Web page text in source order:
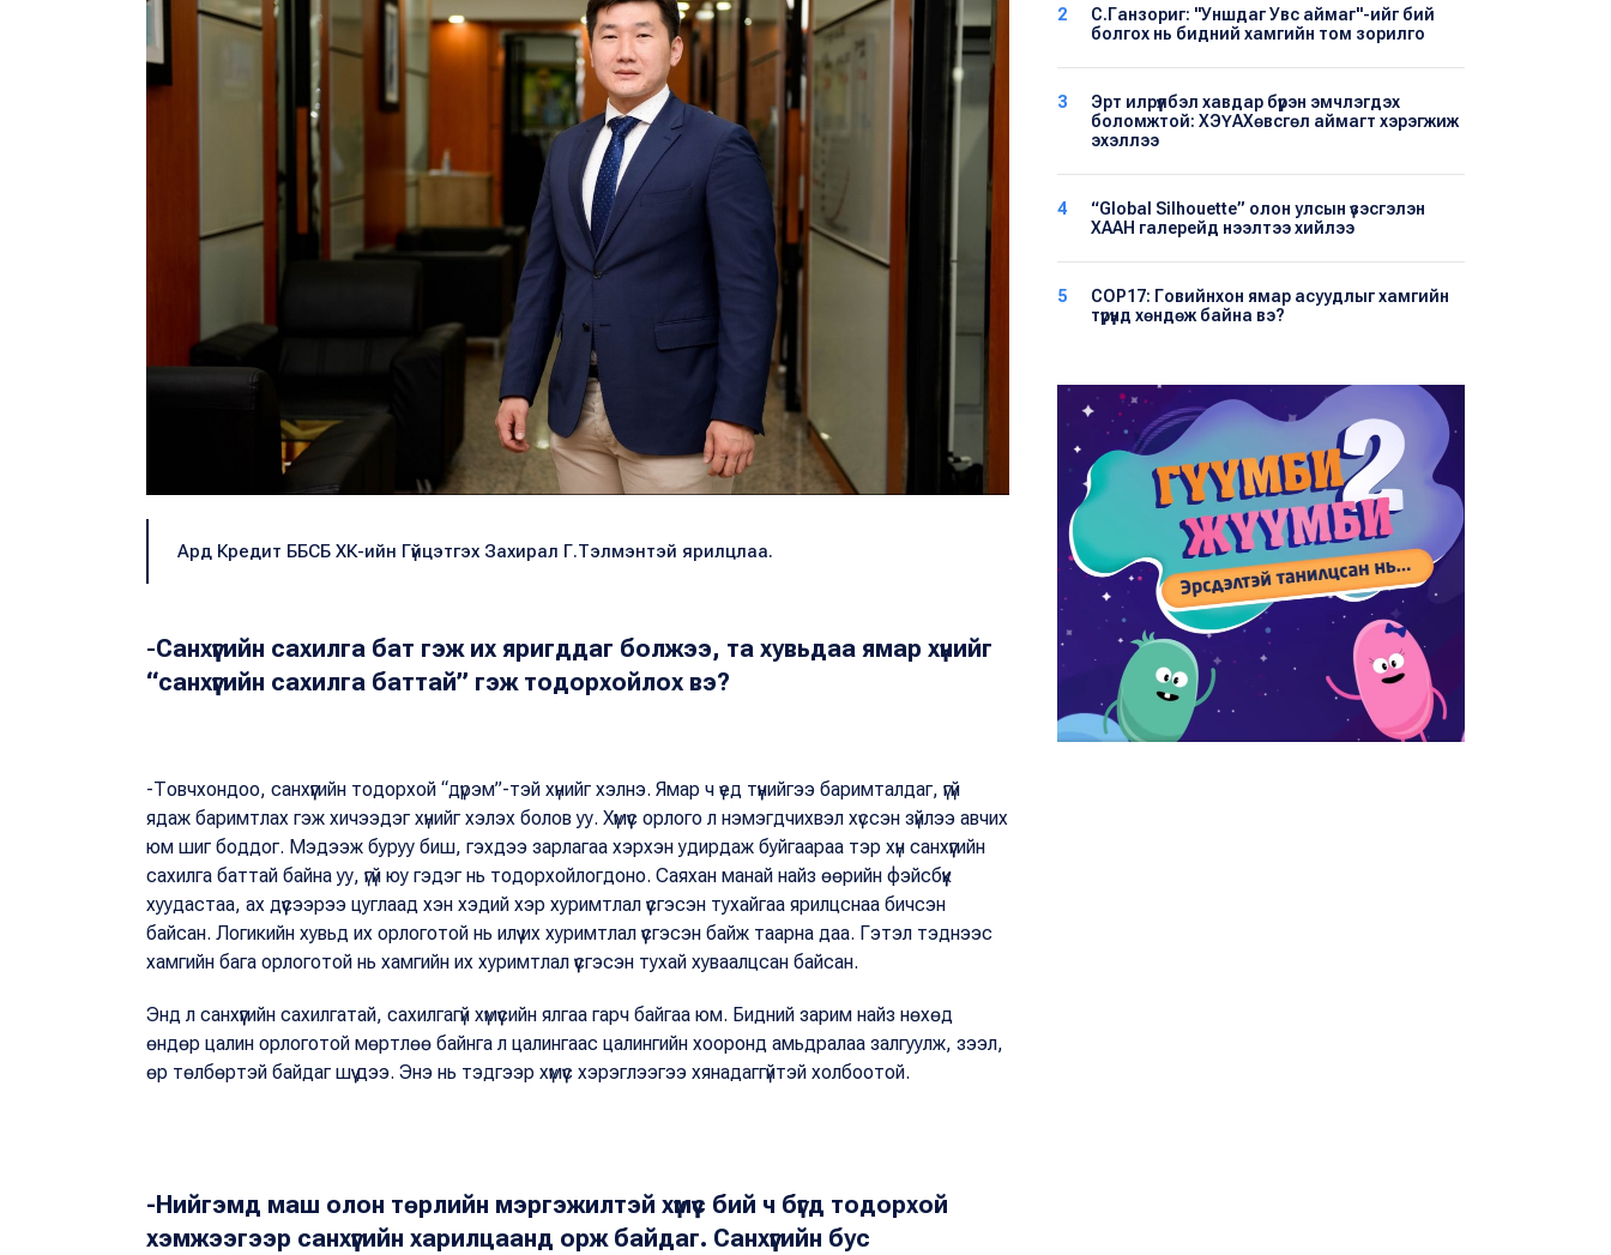
Ард Кредит ББСБ ХК-ийн Гүйцэтгэх Захирал Г.Тэлмэнтэй ярилцлаа.
-Санхүүгийн сахилга бат гэж их яригддаг болжээ, та хувьдаа ямар хүнийг
“санхүүгийн сахилга баттай” гэж тодорхойлох вэ?
-Товчхондоо, санхүүгийн тодорхой “дүрэм”-тэй хүнийг хэлнэ. Ямар ч үед түүнийгээ баримталдаг, үгүй
ядаж баримтлах гэж хичээдэг хүнийг хэлэх болов уу. Хүмүүс орлого л нэмэгдчихвэл хүссэн зүйлээ авчих
юм шиг боддог. Мэдээж буруу биш, гэхдээ зарлагаа хэрхэн удирдаж буйгаараа тэр хүн санхүүгийн
сахилга баттай байна уу, үгүй юу гэдэг нь тодорхойлогдоно. Саяхан манай найз өөрийн фэйсбүүк
хуудастаа, ах дүүсээрээ цуглаад хэн хэдий хэр хуримтлал үүсгэсэн тухайгаа ярилцснаа бичсэн
байсан. Логикийн хувьд их орлоготой нь илүү их хуримтлал үүсгэсэн байж таарна даа. Гэтэл тэднээс
хамгийн бага орлоготой нь хамгийн их хуримтлал үүсгэсэн тухай хуваалцсан байсан.
Энд л санхүүгийн сахилгатай, сахилгагүй хүмүүсийн ялгаа гарч байгаа юм. Бидний зарим найз нөхөд
өндөр цалин орлоготой мөртлөө байнга л цалингаас цалингийн хооронд амьдралаа залгуулж, зээл,
өр төлбөртэй байдаг шүү дээ. Энэ нь тэдгээр хүмүүс хэрэглээгээ хянадаггүйтэй холбоотой.
-Нийгэмд маш олон төрлийн мэргэжилтэй хүмүүс бий ч бүгд тодорхой
хэмжээгээр санхүүгийн харилцаанд орж байдаг. Санхүүгийн бус
2
С.Ганзориг: "Уншдаг Увс аймаг"-ийг бий
болгох нь бидний хамгийн том зорилго
3
Эрт илрүүлбэл хавдар бүрэн эмчлэгдэх
боломжтой: ХЭҮА​Хөвсгөл аймагт хэрэгжиж
эхэллээ
4
“Global Silhouette” олон улсын үзэсгэлэн
ХААН галерейд нээлтээ хийлээ
5
COP17: Говийнхон ямар асуудлыг хамгийн
түрүүнд хөндөж байна вэ?